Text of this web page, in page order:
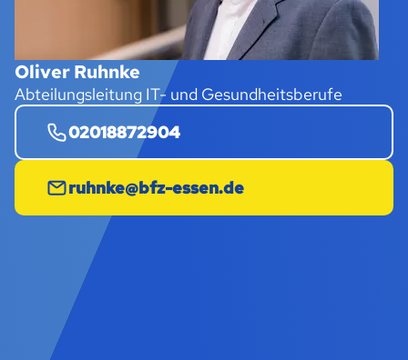
Oliver Ruhnke
Abteilungsleitung IT- und Gesundheitsberufe
02018872904
ruhnke@bfz-essen.de